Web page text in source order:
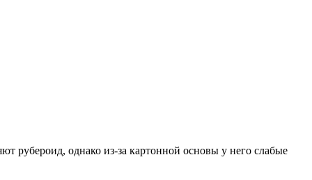
рубероид, однако из-за картонной основы у него слабые